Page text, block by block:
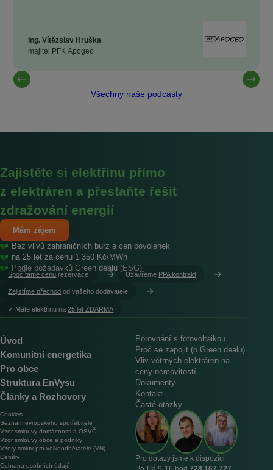
Ing. Vítězslav Hruška
majitel PFK Apogeo
Všechny naše podcasty
Zajistěte si elektřinu přímo
z elektráren a přestaňte řešit
zdražování energií
Mám zájem
Bez vlivů zahraničních burz a cen povolenek
na 25 let za cenu 1 350 Kč/MWh
Podle požadavků Green dealu (ESG)
Spočítáme cenu rezervace Uzavřeme PPA kontrakt
Zajistíme přechod od vašeho dodavatele
︎✓ Máte elektřinu na25 let ZDARMA
Úvod
Komunitní energetika
Pro obce
Struktura EnVysu
Články a Rozhovory
Porovnání s fotovoltaikou
Proč se zapojit (o Green dealu)
Vliv větrných elektráren na
ceny nemovitostí
Dokumenty
Kontakt
Časté otázky
Cookies
Seznam evropského spotřebitele
Vzor smlouvy domácnosti a OSVČ
Vzor smlouvy obce a podniky
Vzory smluv pro velkoodběratele (VN)
Ceníky
Ochrana osobních údajů
Pro dotazy jsme k dispozici